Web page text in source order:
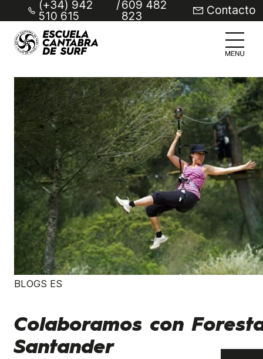
(+34) 942
510 615
/609 482
823 Contacto
BLOGS ES
Colaboramos con
Santander